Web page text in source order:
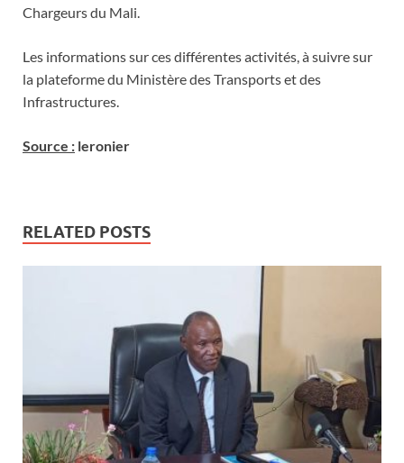
Chargeurs du Mali.
Les informations sur ces différentes activités, à suivre sur
la plateforme du Ministère des Transports et des
Infrastructures.
Source : leronier
RELATED POSTS